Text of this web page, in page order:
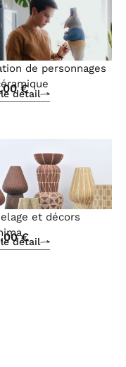
de personnages
€
détail
et décors
€
détail